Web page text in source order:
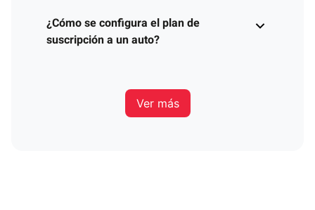
¿Cómo se configura el plan de
suscripción a un auto?
Ver más